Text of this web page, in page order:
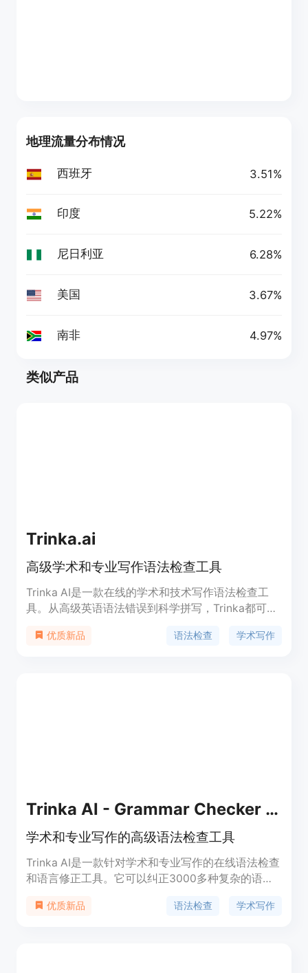
地理流量分布情况
西班牙 3.51%
印度 5.22%
尼日利亚 6.28%
美国 3.67%
南非 4.97%
类似产品
Trinka.ai
高级学术和专业写作语法检查工具
Trinka AI是一款在线的学术和技术写作语法检查工
具。从高级英语语法错误到科学拼写，Trinka都可以
格、词汇、语法等方面，适用于各个学科领域。
优质新品 语法检查 学术写作
Trinka AI - Grammar Checker Tool
学术和专业写作的高级语法检查工具
Trinka AI是一款针对学术和专业写作的在线语法检查
和语言修正工具。它可以纠正3000多种复杂的语法
和拼写检查外，Trinka还能提供词汇、语气、句法等
优质新品 语法检查 学术写作